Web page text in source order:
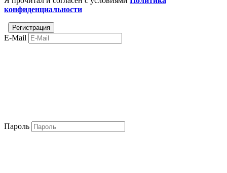
конфиденциальности
E-Mail
Пароль